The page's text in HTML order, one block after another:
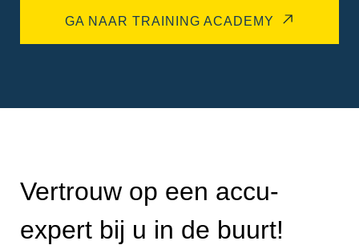
GA NAAR TRAINING ACADEMY
Vertrouw op een accu-
expert bij u in de buurt!